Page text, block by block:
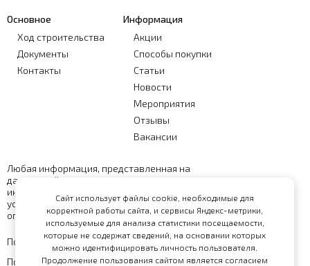
Основное
Ход строительства
Документы
Контакты
Информация
Акции
Способы покупки
Статьи
Новости
Мероприятия
Отзывы
Вакансии
Любая информация, представленная на
данном сайте, носит исключительно
информационный характер и ни при каких
условиях не является публичной офертой,
определяемой положениями статьи 437 ГК РФ
Политика обработки персональных данных
Политика конфиденциальности
Сайт использует файлы cookie, необходимые для
корректной работы сайта, и сервисы Яндекс-метрики,
используемые для анализа статистики посещаемости,
которые не содержат сведений, на основании которых
можно идентифицировать личность пользователя.
Продолжение пользования сайтом является согласием